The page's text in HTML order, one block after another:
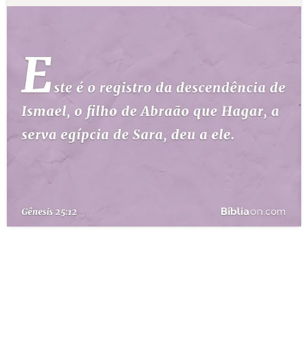
DEVOCIONAL DIÁRIO
ESTUDOS BÍBLICOS
ESBOÇOS DE PREGAÇÃO
PERGUNTE À BÍBLIA
TERMO BÍBLICO